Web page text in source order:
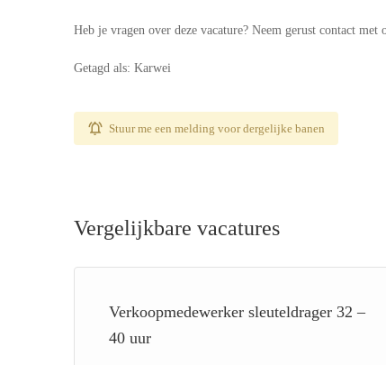
Heb je vragen over deze vacature? Neem gerust contact
Getagd als: Karwei
Stuur me een melding voor dergelijke banen
Vergelijkbare vacatures
Verkoopmedewerker sleuteldrager 32 –
40 uur